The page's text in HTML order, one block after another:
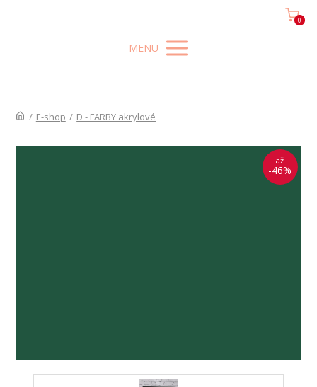
0
MENU
/ E-shop / D - FARBY akrylové
až
-46%